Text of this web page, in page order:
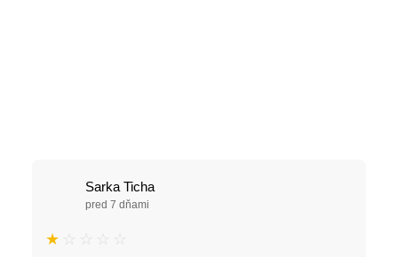
Sarka Ticha
pred 7 dňami
★ ☆ ☆ ☆ ☆